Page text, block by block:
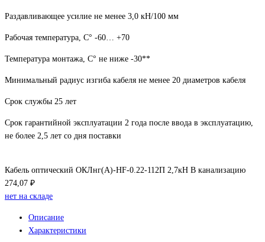
Раздавливающее усилие не менее 3,0 кН/100 мм
Рабочая температура, С° -60… +70
Температура монтажа, С° не ниже -30**
Минимальный радиус изгиба кабеля не менее 20 диаметров кабеля
Срок службы 25 лет
Срок гарантийной эксплуатации 2 года после ввода в эксплуатацию,
не более 2,5 лет со дня поставки
Кабель оптический ОКЛнг(A)-HF-0.22-112П 2,7кН В канализацию
274,07 ₽
нет на складе
Описание
Характеристики